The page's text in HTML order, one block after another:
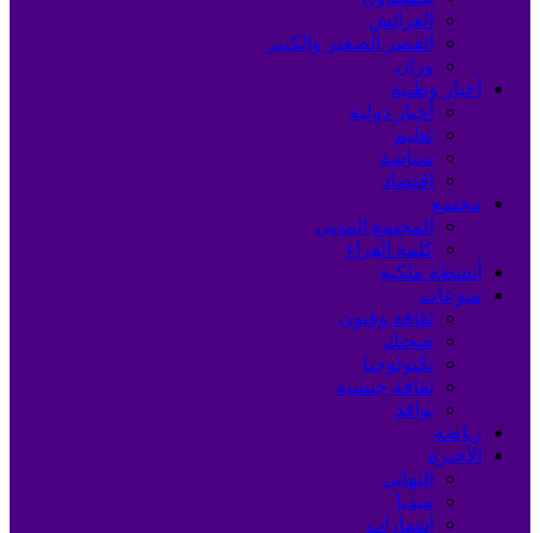
العرائش
القصر الصغير والكبير
وزان
أخبار وطنية
أخبار دولية
تعليم
سياسة
اقتصاد
مجتمع
المجتمع المدني
كلمة القراء
أنشطة ملكية
منوعات
ثقافة وفنون
صحتك
تكنولوجيا
ثقافة جنسية
نوافذ
رياضة
الأخيرة
التهاني
ميديا
إشهارات